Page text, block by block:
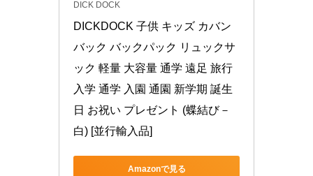
DICK DOCK
DICKDOCK 子供 キッズ カバン
バック バックパック リュックサ
ック 軽量 大容量 通学 遠足 旅行
入学 通学 入園 通園 新学期 誕生
日 お祝い プレゼント (蝶結び－
白) [並行輸入品]
Amazonで見る